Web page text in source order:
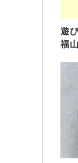
遊
福